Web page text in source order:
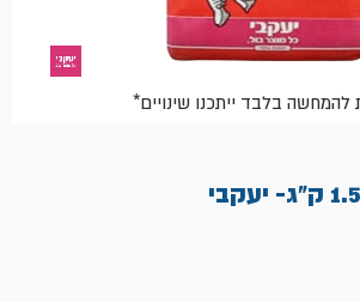
להמחשה בלבד ייתכנו שינויים